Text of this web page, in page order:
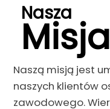
Nasza
Misja
Naszą misją jest
naszych klientów
zawodowego.